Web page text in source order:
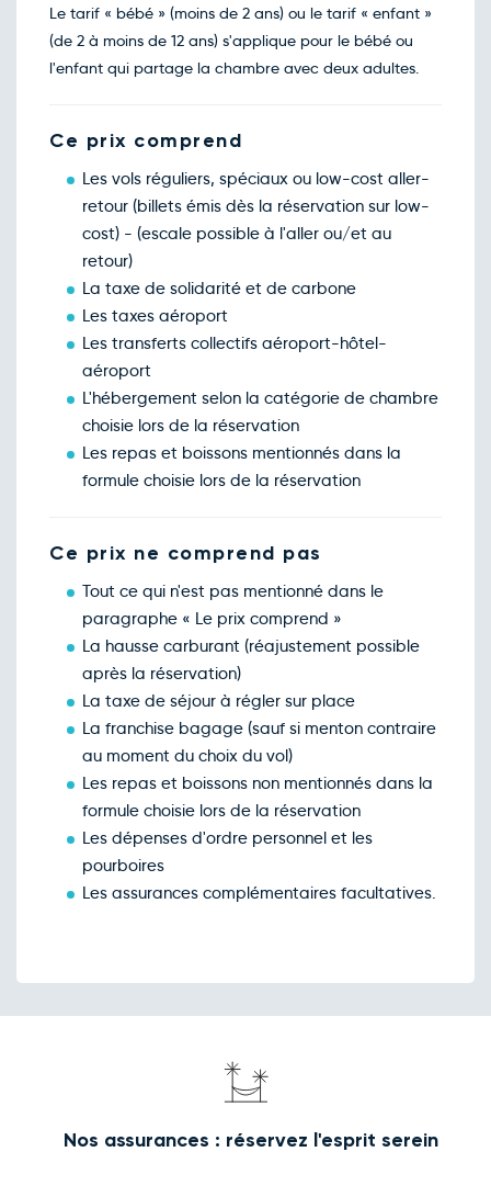
avril
Le tarif « bébé » (moins de 2 ans) ou le tarif « enfant »
(de 2 à moins de 12 ans) s'applique pour le bébé ou
l'enfant qui partage la chambre avec deux adultes.
Ce prix comprend
Les vols réguliers, spéciaux ou low-cost aller-
retour (billets émis dès la réservation sur low-
cost) - (escale possible à l'aller ou/et au
retour)
La taxe de solidarité et de carbone
Les taxes aéroport
Les transferts collectifs aéroport-hôtel-
aéroport
L'hébergement selon la catégorie de chambre
choisie lors de la réservation
Les repas et boissons mentionnés dans la
formule choisie lors de la réservation
Ce prix ne comprend pas
Tout ce qui n'est pas mentionné dans le
paragraphe « Le prix comprend »
La hausse carburant (réajustement possible
après la réservation)
La taxe de séjour à régler sur place
La franchise bagage (sauf si menton contraire
au moment du choix du vol)
Les repas et boissons non mentionnés dans la
formule choisie lors de la réservation
Les dépenses d'ordre personnel et les
pourboires
Les assurances complémentaires facultatives.
Nos assurances : réservez l'esprit serein